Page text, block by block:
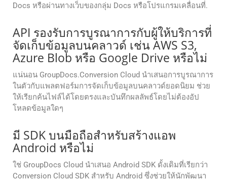
Docs หรือผ่านทางเว็บของกลุ่ม Docs หรือโปรแกรมเคลื่อนที่.
API รองรับการบูรณาการกับผู้ให้บริการที่
จัดเก็บข้อมูลบนคลาวด์ เช่น AWS S3,
Azure Blob หรือ Google Drive หรือไม่
แน่นอน GroupDocs.Conversion Cloud นำเสนอการบูรณาการ
ในตัวกับแพลตฟอร์มการจัดเก็บข้อมูลบนคลาวด์ยอดนิยม ช่วย
ให้เรียกค้นไฟล์ได้โดยตรงและบันทึกผลลัพธ์โดยไม่ต้องอัป
โหลดข้อมูลใดๆ
มี SDK บนมือถือสำหรับสร้างแอพ
Android หรือไม่
ใช่ GroupDocs Cloud นำเสนอ Android SDK ดั้งเดิมที่เรียกว่า
Conversion Cloud SDK สำหรับ Android ซึ่งช่วยให้นักพัฒนา